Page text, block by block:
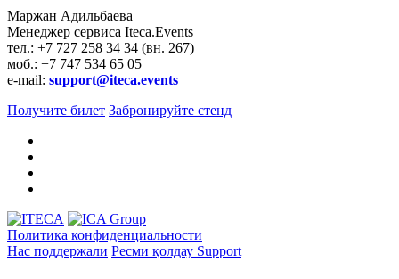
Маржан Адильбаева
Менеджер сервиса Iteca.Events
тел.: +7 727 258 34 34 (вн. 267)
моб.: +7 747 534 65 05
e-mail: support@iteca.events
Получите билет Забронируйте стенд
Политика конфиденциальности
Нас поддержали Ресми қолдау Support